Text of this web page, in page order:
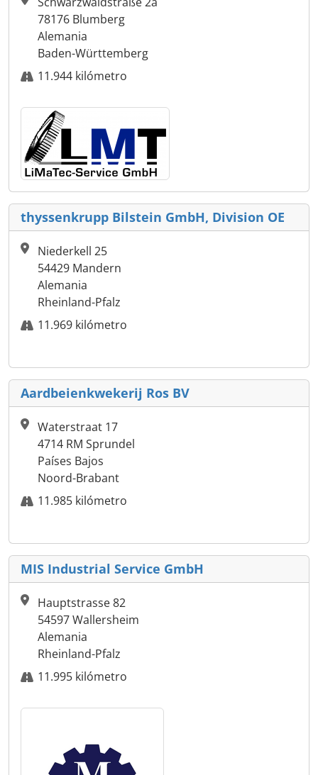
78176 Blumberg
Alemania
Baden-Württemberg
11.944 kilómetro
thyssenkrupp Bilstein GmbH, Division OE
Niederkell 25
54429 Mandern
Alemania
Rheinland-Pfalz
11.969 kilómetro
Aardbeienkwekerij Ros BV
Waterstraat 17
4714 RM Sprundel
Países Bajos
Noord-Brabant
11.985 kilómetro
MIS Industrial Service GmbH
Hauptstrasse 82
54597 Wallersheim
Alemania
Rheinland-Pfalz
11.995 kilómetro